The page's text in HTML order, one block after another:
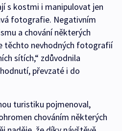
s kostmi i manipulovat jen
fotografie. Negativním
a chování některých
těchto nevhodných fotografií
sítích,“ zdůvodnila
převzaté i do
turistiku pojmenoval,
chováním některých